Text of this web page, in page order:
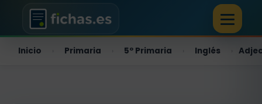
Inicio Primaria 5º Primaria Inglés